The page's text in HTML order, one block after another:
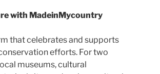
with MadeinMycountry
that celebrates and supports
efforts. For two
museums, cultural